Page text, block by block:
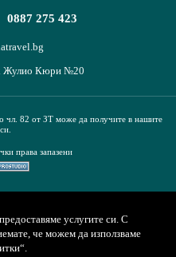
0887 275 423
Жулио Кюри №20
чл. 82 от ЗТ може да получите в нашите
права запазени
услугите си. С
че можем да използваме